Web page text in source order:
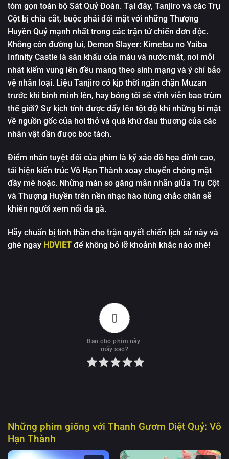
tóm gọn toàn bộ Sát Quỷ Đoàn. Tại đây, Tanjiro và các Trụ
Cột bị chia cắt, buộc phải đối mặt với những Thượng
Huyền Quỷ mạnh nhất trong các trận tử chiến đơn độc.
Không còn đường lui, Demon Slayer: Kimetsu no Yaiba
Infinity Castle là sân khấu của máu và nước mắt, nơi mỗi
nhát kiếm vung lên đều mang theo sinh mạng và ý chí bảo
vệ nhân loại. Liệu Tanjiro có kịp thời ngăn chặn Muzan
trước khi bình minh lên, hay bóng tối sẽ vĩnh viễn bao trùm
thế giới? Sự kịch tính được đẩy lên tột độ khi những bí mật
về nguồn gốc của hơi thở và quá khứ đau thương của các
nhân vật dần được bóc tách.
Điểm nhấn tuyệt đối của phim là kỹ xảo đồ họa đỉnh cao,
tái hiện kiến trúc Vô Hạn Thành xoay chuyển chóng mặt
đầy mê hoặc. Những màn so găng mãn nhãn giữa Trụ Cột
và Thượng Huyền trên nền nhạc hào hùng chắc chắn sẽ
khiến người xem nổi da gà.
Hãy chuẩn bị tinh thần cho trận quyết chiến lịch sử này và
ghé ngay HDVIET để không bỏ lỡ khoảnh khắc nào nhé!
0
Bạn cho phim này
mấy sao?
Những phim giống với Thanh Gươm Diệt Quỷ: Vô
Hạn Thành